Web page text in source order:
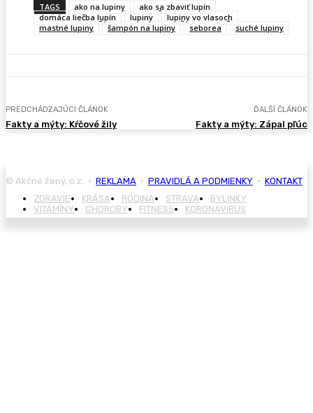
TAGS
ako na lupiny
ako sa zbaviť lupín
domáca liečba lupín
lupiny
lupiny vo vlasoch
mastné lupiny
šampón na lupiny seborea suché lupiny
PREDCHÁDZAJÚCI ČLÁNOK
Fakty a mýty: Kŕčové žily
ĎALŠÍ ČLÁNOK
Fakty a mýty: Zápal pľúc
© Akčné ženy, o.z. • REKLAMA • PRAVIDLÁ A PODMIENKY • KONTAKT
ZDRAVIE
KRÁSA RODINA STRAVA
BYLINKY
VITAMÍNY
CHOROBY FITNESS KORONAVÍRUS